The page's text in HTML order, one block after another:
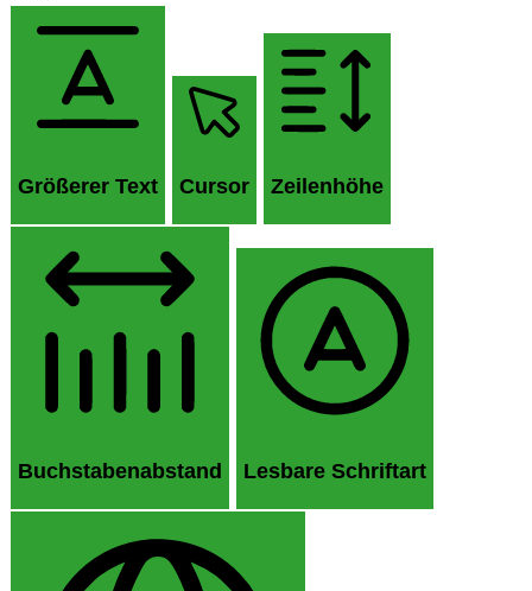
Größerer Text Cursor Zeilenhöhe
Buchstabenabstand Lesbare Schriftart